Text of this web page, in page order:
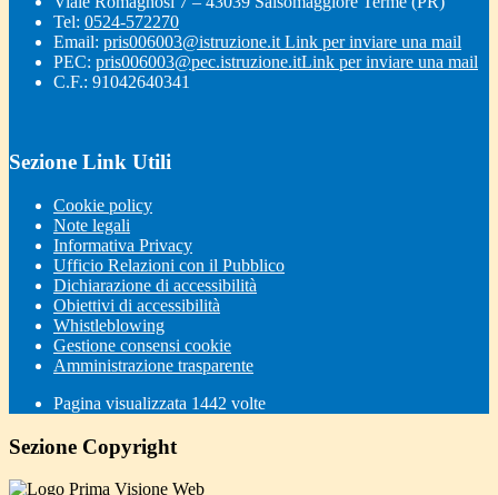
Tel: 0524-572270
Email: pris006003@istruzione.it Link per inviare una mail
PEC: pris006003@pec.istruzione.itLink per inviare una mail
C.F.: 91042640341
Sezione Link Utili
Cookie policy
Note legali
Informativa Privacy
Ufficio Relazioni con il Pubblico
Dichiarazione di accessibilità
Obiettivi di accessibilità
Whistleblowing
Gestione consensi cookie
Amministrazione trasparente
Pagina visualizzata 1442 volte
Sezione Copyright